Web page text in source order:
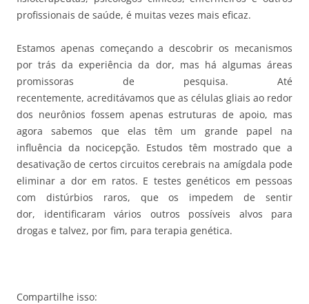
profissionais de saúde, é muitas vezes mais eficaz.
Estamos apenas começando a descobrir os mecanismos
por trás da experiência da dor, mas há algumas áreas
promissoras de pesquisa. Até
recentemente, acreditávamos que as células gliais ao redor
dos neurônios fossem apenas estruturas de apoio, mas
agora sabemos que elas têm um grande papel na
influência da nocicepção. Estudos têm mostrado que a
desativação de certos circuitos cerebrais na amígdala pode
eliminar a dor em ratos. E testes genéticos em pessoas
com distúrbios raros, que os impedem de sentir
dor, identificaram vários outros possíveis alvos para
drogas e talvez, por fim, para terapia genética.
Compartilhe isso: